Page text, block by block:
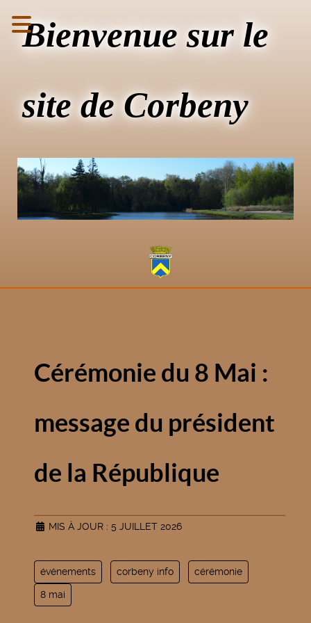
Bienvenue sur le
site de Corbeny
Cérémonie du 8 Mai :
message du président
de la République
MIS À JOUR : 5 JUILLET 2026
événements corbeny info cérémonie
8 mai